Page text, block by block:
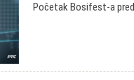
Početak Bosifest-a